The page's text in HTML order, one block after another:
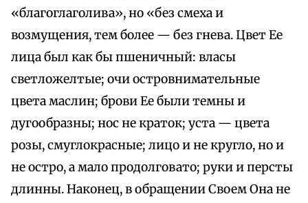
«благоглаголива», но «без смеха и
возмущения, тем более — без гнева. Цвет Ее
лица был как бы пшеничный: власы
светложелтые; очи островнимательные
цвета маслин; брови Ее были темны и
дугообразны; нос не краток; уста — цвета
розы, смуглокрасные; лицо и не кругло, но и
не остро, а мало продолговато; руки и персты
длинны. Наконец, в обращении Своем Она не